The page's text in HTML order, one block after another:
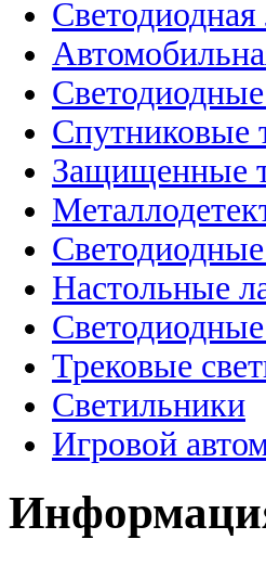
Светодиодная
Спутниковые
Защищенные
Настольные
Трековые
Светильники
Игровой